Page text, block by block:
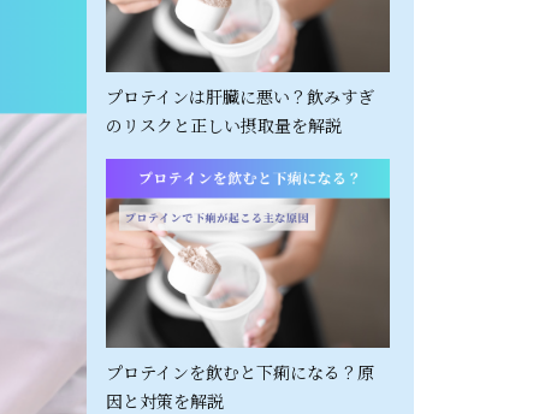
プロテインは肝臓に悪い？飲みすぎ
のリスクと正しい摂取量を解説
プロテインを飲むと下痢になる？原
因と対策を解説